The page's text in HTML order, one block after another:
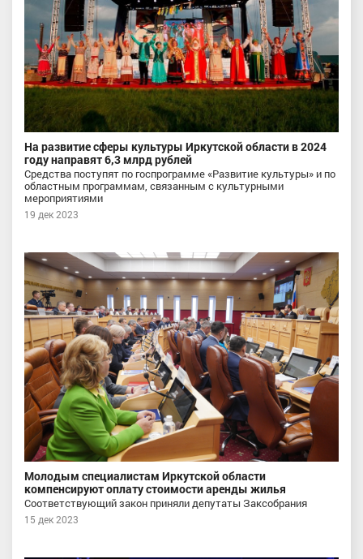
На развитие сферы культуры Иркутской области в 2024
году направят 6,3 млрд рублей
Средства поступят по госпрограмме «Развитие культуры» и по
областным программам, связанным с культурными
мероприятиями
19 дек 2023
Молодым специалистам Иркутской области
компенсируют оплату стоимости аренды жилья
Соответствующий закон приняли депутаты Заксобрания
15 дек 2023